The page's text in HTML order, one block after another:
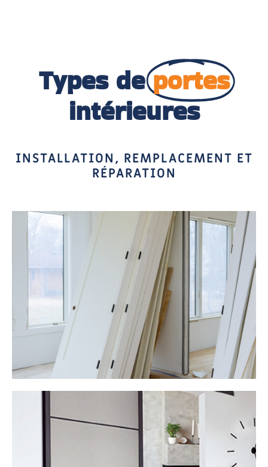
Types deportes
intérieures
INSTALLATION, REMPLACEMENT ET
RÉPARATION